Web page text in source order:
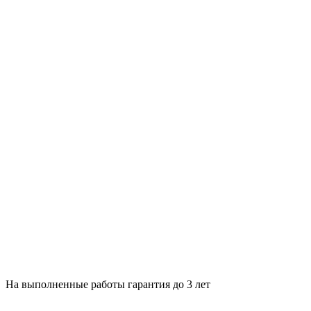
На выполненные работы гарантия до 3 лет